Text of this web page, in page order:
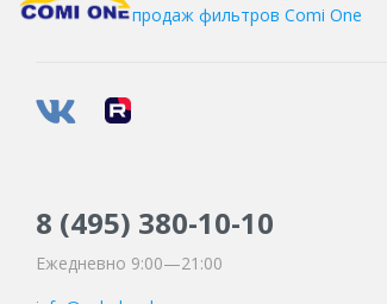
продаж фильтров Comi One
8 (495) 380-10-10
Ежедневно 9:00—21:00